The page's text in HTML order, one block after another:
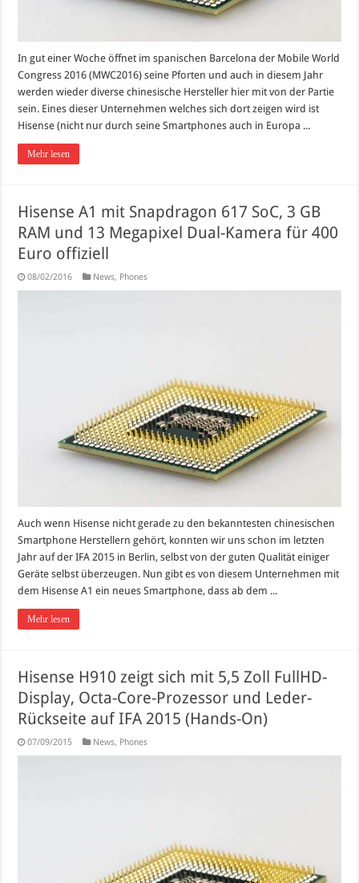
In gut einer Woche öffnet im spanischen Barcelona der Mobile World
Congress 2016 (MWC2016) seine Pforten und auch in diesem Jahr
werden wieder diverse chinesische Hersteller hier mit von der Partie
sein. Eines dieser Unternehmen welches sich dort zeigen wird ist
Hisense (nicht nur durch seine Smartphones auch in Europa ...
Mehr lesen
Hisense A1 mit Snapdragon 617 SoC, 3 GB
RAM und 13 Megapixel Dual-Kamera für 400
Euro offiziell
08/02/2016 News, Phones
Auch wenn Hisense nicht gerade zu den bekanntesten chinesischen
Smartphone Herstellern gehört, konnten wir uns schon im letzten
Jahr auf der IFA 2015 in Berlin, selbst von der guten Qualität einiger
Geräte selbst überzeugen. Nun gibt es von diesem Unternehmen mit
dem Hisense A1 ein neues Smartphone, dass ab dem ...
Mehr lesen
Hisense H910 zeigt sich mit 5,5 Zoll FullHD-
Display, Octa-Core-Prozessor und Leder-
Rückseite auf IFA 2015 (Hands-On)
07/09/2015 News, Phones